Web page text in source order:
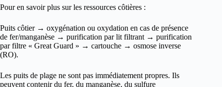
Pour en savoir plus sur les ressources côtières :
Puits côtier → oxygénation ou oxydation en cas de présence
de fer/manganèse → purification par lit filtrant → purification
par filtre « Great Guard » → cartouche → osmose inverse
(RO).
Les puits de plage ne sont pas immédiatement propres. Ils
peuvent contenir du fer, du manganèse, du sulfure